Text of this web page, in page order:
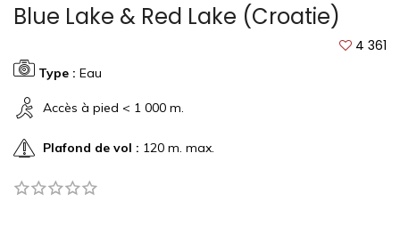
Blue Lake & Red Lake (Croatie)
4 361
Type : Eau
Accès à pied < 1 000 m.
Plafond de vol : 120 m. max.